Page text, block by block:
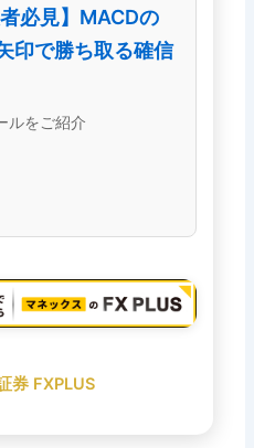
必見】MACDの
印で勝ち取る確信
ルをご紹介
券 FXPLUS